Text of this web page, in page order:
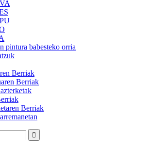
pintura babesteko orria
Berriak
Berriak
Berriak